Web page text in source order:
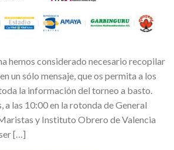
hemos considerado necesario recopilar
un sólo mensaje, que os permita a los
la información del torneo a basto.
a las 10:00 en la rotonda de General
y Instituto Obrero de Valencia
[…]